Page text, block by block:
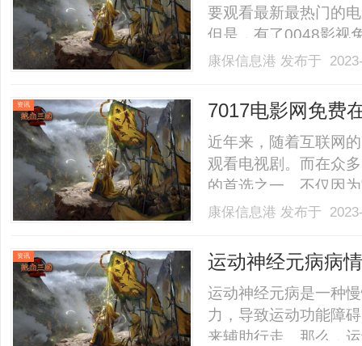
要观看最新最热门的
但是，有了0048影视
0048影视免费在线看
这个平台都能满足你
康保信息港 发布于
资讯 7017电影网免费
近年来，随着互联网
观看电视剧。而在众
的首选之一。不仅因
火的电视剧资源。
内的大热剧集，还是
康保信息港 发布于
资讯 运动神经元病病
运动神经元病是一种
力，导致运动功能障
来辅助行走。那么，